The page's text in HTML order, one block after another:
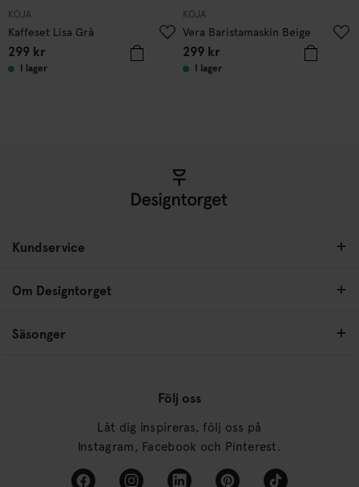
KOJA
Kaffeset Lisa Grå
299 kr
I lager
KOJA
Vera Baristamaskin Beige
299kr
I lager
Kundservice
Om Designtorget
Säsonger
Följ oss
Låt dig inspireras, följ oss på
Instagram, Facebook och Pinterest.